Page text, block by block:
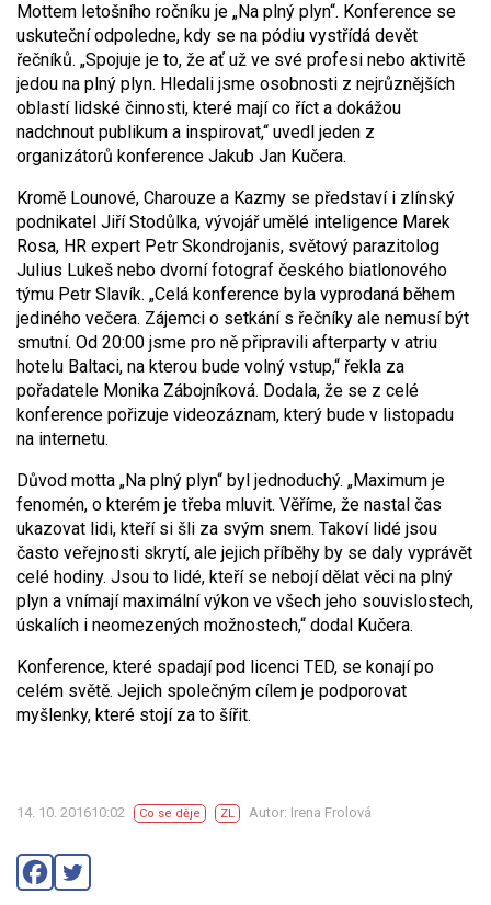
Mottem letošního ročníku je „Na plný plyn“. Konference se
uskuteční odpoledne, kdy se na pódiu vystřídá devět
řečníků. „Spojuje je to, že ať už ve své profesi nebo aktivitě
jedou na plný plyn. Hledali jsme osobnosti z nejrůznějších
oblastí lidské činnosti, které mají co říct a dokážou
nadchnout publikum a inspirovat,“ uvedl jeden z
organizátorů konference Jakub Jan Kučera.
Kromě Lounové, Charouze a Kazmy se představí i zlínský
podnikatel Jiří Stodůlka, vývojář umělé inteligence Marek
Rosa, HR expert Petr Skondrojanis, světový parazitolog
Julius Lukeš nebo dvorní fotograf českého biatlonového
týmu Petr Slavík. „Celá konference byla vyprodaná během
jediného večera. Zájemci o setkání s řečníky ale nemusí být
smutní. Od 20:00 jsme pro ně připravili afterparty v atriu
hotelu Baltaci, na kterou bude volný vstup,“ řekla za
pořadatele Monika Zábojníková. Dodala, že se z celé
konference pořizuje videozáznam, který bude v listopadu
na internetu.
Důvod motta „Na plný plyn“ byl jednoduchý. „Maximum je
fenomén, o kterém je třeba mluvit. Věříme, že nastal čas
ukazovat lidi, kteří si šli za svým snem. Takoví lidé jsou
často veřejnosti skrytí, ale jejich příběhy by se daly vyprávět
celé hodiny. Jsou to lidé, kteří se nebojí dělat věci na plný
plyn a vnímají maximální výkon ve všech jeho souvislostech,
úskalích i neomezených možnostech,“ dodal Kučera.
Konference, které spadají pod licenci TED, se konají po
celém světě. Jejich společným cílem je podporovat
myšlenky, které stojí za to šířit.
14. 10. 201610:02 Co se děje ZL Autor: Irena Frolová